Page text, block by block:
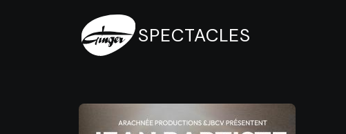
SPECTACLES